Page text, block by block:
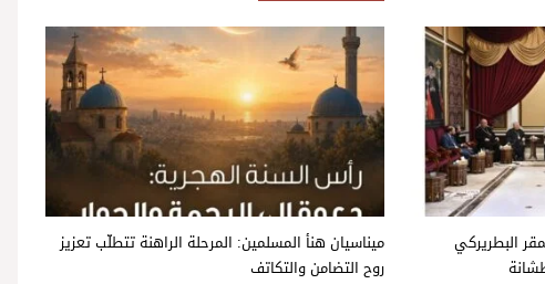
البطريركي
ميناسيان هنأ المسلمين: المرحلة الراهنة تتطلّب تعزيز
روح التضامن والتكاتف